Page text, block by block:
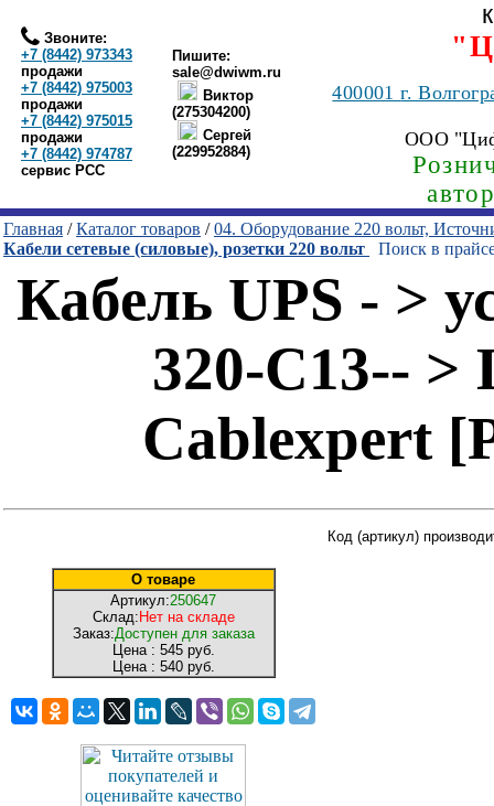
Звоните:
+7 (8442) 973343
продажи
+7 (8442) 975003
продажи
+7 (8442) 975015
продажи
+7 (8442) 974787
сервис РСС
Пишите:
sale@dwiwm.ru
Виктор
(275304200)
Сергей
(229952884)
400001г.
ООО
Главная /Каталог товаров /04. Оборудование 220 вольт,
Кабели сетевые (силовые), розетки 220 вольт
Поиск в
Кабель UPS - >
320-C13-- >
Cablexpert
О товаре
Артикул:250647
Склад: Нет на складе
Заказ:Доступен для заказа
Цена : 545 руб.
Цена : 540 руб.
Код (артикул)